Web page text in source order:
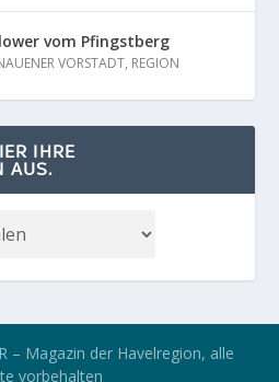
vom Pfingstberg
VORSTADT, REGION
IHRE
AUS.
– Magazin der Havelregion, alle
vorbehalten